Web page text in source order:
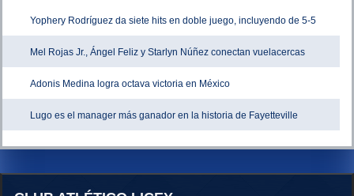
Yophery Rodríguez da siete hits en doble juego, incluyendo de 5-5
Mel Rojas Jr., Ángel Feliz y Starlyn Núñez conectan vuelacercas
Adonis Medina logra octava victoria en México
Lugo es el manager más ganador en la historia de Fayetteville